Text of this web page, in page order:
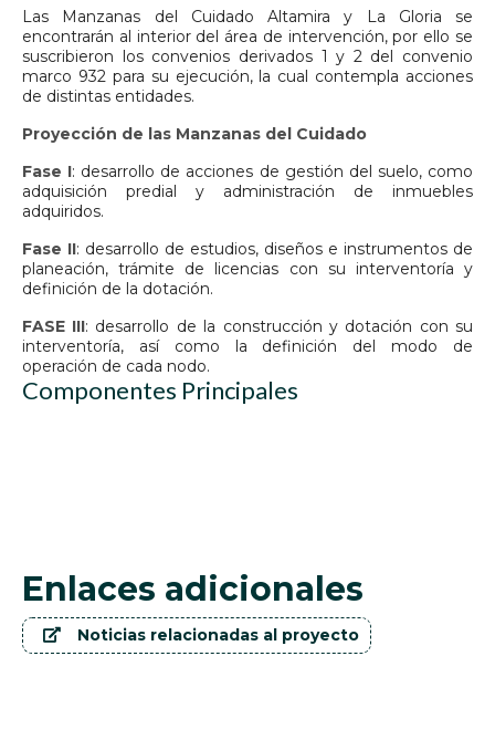
Las Manzanas del Cuidado Altamira y La Gloria se
encontrarán al interior del área de intervención, por ello se
suscribieron los convenios derivados 1 y 2 del convenio
marco 932 para su ejecución, la cual contempla acciones
de distintas entidades.
Proyección de las Manzanas del Cuidado
Fase I: desarrollo de acciones de gestión del suelo, como
adquisición predial y administración de inmuebles
adquiridos.
Fase II: desarrollo de estudios, diseños e instrumentos de
planeación, trámite de licencias con su interventoría y
definición de la dotación.
FASE III: desarrollo de la construcción y dotación con su
interventoría, así como la definición del modo de
operación de cada nodo.
Componentes Principales
Enlaces adicionales
Noticias relacionadas al proyecto